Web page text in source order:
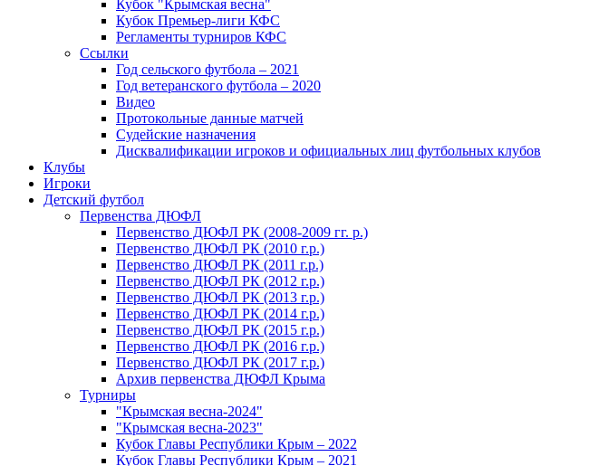
Кубок "Крымская весна"
Кубок Премьер-лиги КФС
Регламенты турниров КФС
Ссылки
Год сельского футбола – 2021
Год ветеранского футбола – 2020
Видео
Протокольные данные матчей
Судейские назначения
Дисквалификации игроков и официальных лиц футбольных клубов
Клубы
Игроки
Детский футбол
Первенства ДЮФЛ
Первенство ДЮФЛ РК (2008-2009 гг. р.)
Первенство ДЮФЛ РК (2010 г.р.)
Первенство ДЮФЛ РК (2011 г.р.)
Первенство ДЮФЛ РК (2012 г.р.)
Первенство ДЮФЛ РК (2013 г.р.)
Первенство ДЮФЛ РК (2014 г.р.)
Первенство ДЮФЛ РК (2015 г.р.)
Первенство ДЮФЛ РК (2016 г.р.)
Первенство ДЮФЛ РК (2017 г.р.)
Архив первенства ДЮФЛ Крыма
Турниры
"Крымская весна-2024"
"Крымская весна-2023"
Кубок Главы Республики Крым – 2022
Кубок Главы Республики Крым – 2021